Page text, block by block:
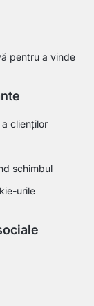
pentru a vinde
clienților
schimbul
urile